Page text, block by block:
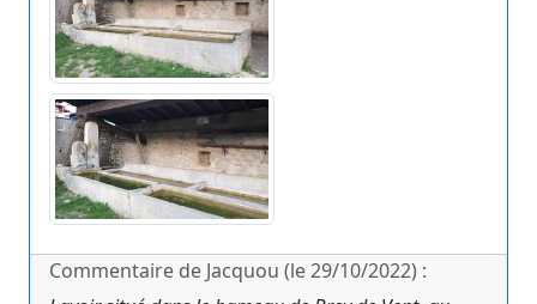
Commentaire de Jacquou (le 29/10/2022) :